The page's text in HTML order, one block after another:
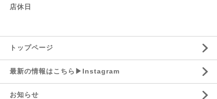
店休日
トップページ
最新の情報はこちら▶︎Instagram
お知らせ